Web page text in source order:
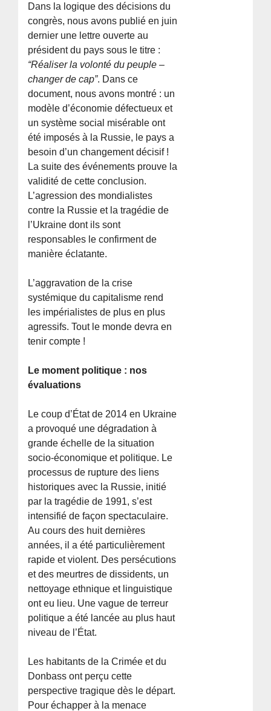
Dans la logique des décisions du
congrès, nous avons publié en juin
dernier une lettre ouverte au
président du pays sous le titre :
“Réaliser la volonté du peuple –
changer de cap”. Dans ce
document, nous avons montré : un
modèle d’économie défectueux et
un système social misérable ont
été imposés à la Russie, le pays a
besoin d’un changement décisif !
La suite des événements prouve la
validité de cette conclusion.
L’agression des mondialistes
contre la Russie et la tragédie de
l’Ukraine dont ils sont
responsables le confirment de
manière éclatante.
L’aggravation de la crise
systémique du capitalisme rend
les impérialistes de plus en plus
agressifs. Tout le monde devra en
tenir compte !
Le moment politique : nos
évaluations
Le coup d’État de 2014 en Ukraine
a provoqué une dégradation à
grande échelle de la situation
socio-économique et politique. Le
processus de rupture des liens
historiques avec la Russie, initié
par la tragédie de 1991, s’est
intensifié de façon spectaculaire.
Au cours des huit dernières
années, il a été particulièrement
rapide et violent. Des persécutions
et des meurtres de dissidents, un
nettoyage ethnique et linguistique
ont eu lieu. Une vague de terreur
politique a été lancée au plus haut
niveau de l’État.
Les habitants de la Crimée et du
Donbass ont perçu cette
perspective tragique dès le départ.
Pour échapper à la menace